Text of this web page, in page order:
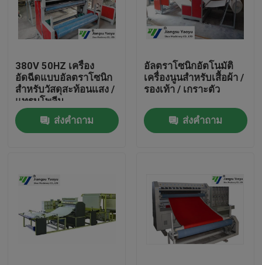
ทัวร์โรงงาน
ควบคุมคุณภาพ
ติดต่อเรา
เครื่องตัดไฮดรอลิก
กดเครื่องตัดไฮดรอลิก
380V 50HZ เครื่อง
อัดฉีดแบบอัลตราโซนิก
สำหรับวัสดุสะท้อนแสง /
แทรมโพลีน
ส่งคำถาม
อัลตราโซนิกอัตโนมัติ
เครื่องนูนสำหรับเสื้อผ้า /
รองเท้า / เกราะตัว
ส่งคำถาม